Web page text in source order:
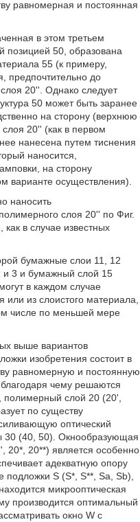
равномерная и постоянная
в этом третьем
позицией 50, образована
55 (к примеру,
предпочтительно до
20''. Однако следует
50 может быть заранее
на сторону (верхнюю
20'' (как в первом
нанесена путем тиснения
наносится,
на сторону
варианте осуществления).
наносить
слоя 20'' по Фиг.
в случае известных
бумажные слои 11, 12
и 3 и бумажный слой 15
в каждом случае
или из слоистого материала,
числе по меньшей мере
выше вариантов
изобретения состоит в
равномерную и постоянную
чему решаются
полимерный слой 20 (20',
по существу
оптический
30 (40, 50). Окнообразующая
20*, 20**) является особенно
адекватную опору
подложки S (S*, S**, Sa, Sb),
микрооптическая
производится оптимальный
окно W с